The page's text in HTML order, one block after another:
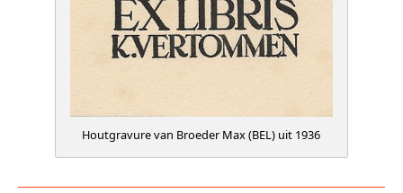
Houtgravure van Broeder Max (BEL) uit 1936